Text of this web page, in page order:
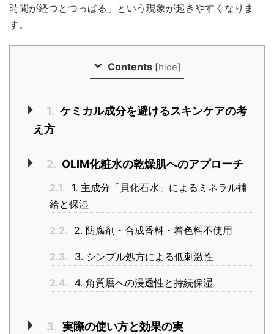
時間が経つとつっぱる」という現象が起きやすくなりま
す。
Contents [hide]
1. ケミカル成分を避けるスキンケアの考
え方
2. OLIM化粧水の乾燥肌へのアプローチ
2.1. 1. 主成分「貝化石水」によるミネラル補
給と保湿
2.2. 2. 防腐剤・合成香料・着色料不使用
2.3. 3. シンプル処方による低刺激性
2.4. 4. 角質層への浸透性と持続保湿
3. 実際の使い方と効果の実